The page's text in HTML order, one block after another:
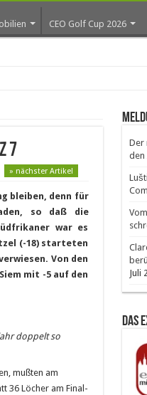
CEO Golf Cup 2026
7
» nächster Artikel
bleiben, denn für
so daß die
war es
(-18) starteten
Von den
mit -5 auf den
doppelt so
mußten am
36 Löcher am Final-
Der
den
Juli
Das